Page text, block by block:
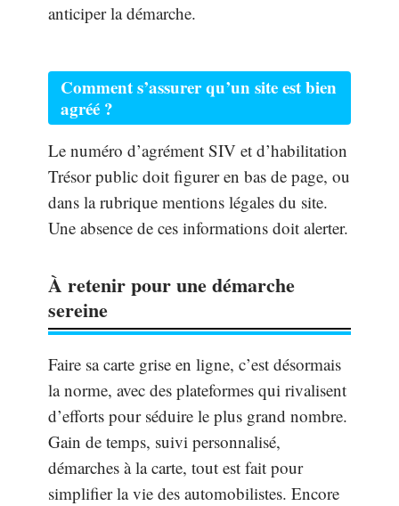
anticiper la démarche.
Comment s’assurer qu’un site est bien
agréé ?
Le numéro d’agrément SIV et d’habilitation
Trésor public doit figurer en bas de page, ou
dans la rubrique mentions légales du site.
Une absence de ces informations doit alerter.
À retenir pour une démarche
sereine
Faire sa carte grise en ligne, c’est désormais
la norme, avec des plateformes qui rivalisent
d’efforts pour séduire le plus grand nombre.
Gain de temps, suivi personnalisé,
démarches à la carte, tout est fait pour
simplifier la vie des automobilistes. Encore